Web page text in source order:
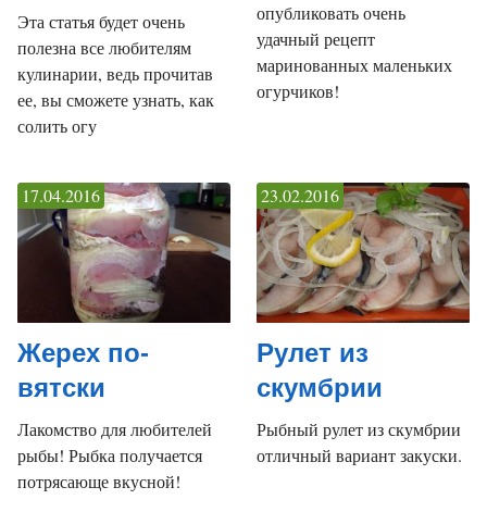
Эта статья будет очень
полезна все любителям
кулинарии, ведь прочитав
ее, вы сможете узнать, как
солить огу
опубликовать очень
удачный рецепт
маринованных маленьких
огурчиков!
Жерех по-
вятски
17.04.2016
Лакомство для любителей
рыбы! Рыбка получается
потрясающе вкусной!
Рулет из
скумбрии
23.02.2016
Рыбный рулет из скумбрии
отличный вариант закуски.